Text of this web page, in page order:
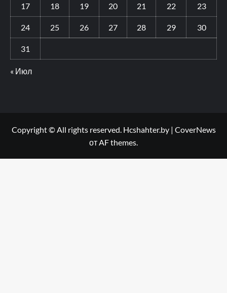
17 18 19 20 21 22 23
24 25 26 27 28 29 30
31
« Июл
Copyright © All rights reserved. Hcshahter.by | CoverNews
от AF themes.